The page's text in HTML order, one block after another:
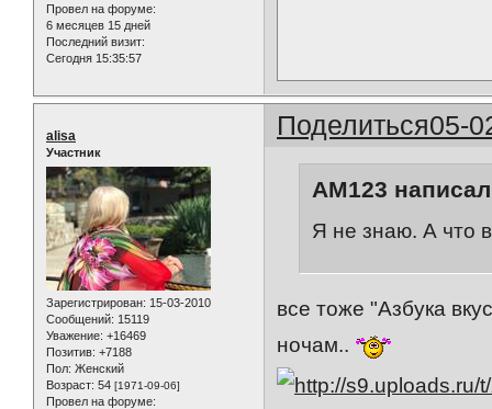
Провел на форуме:
6 месяцев 15 дней
Последний визит:
Сегодня 15:35:57
Поделиться05-
alisa
Участник
Зарегистрирован: 15-03-2010
Сообщений: 15119
Уважение: +16469
Позитив: +7188
Пол: Женский
Возраст: 54 [1971-09-06]
Провел на форуме:
AM123
Я не знаю. А что
все тоже "Азбука
ночам..